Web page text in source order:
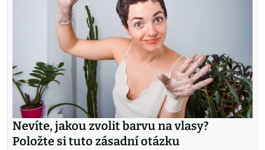
Nevíte, jakou zvolit barvu na vlasy?
Položte si tuto zásadní otázku